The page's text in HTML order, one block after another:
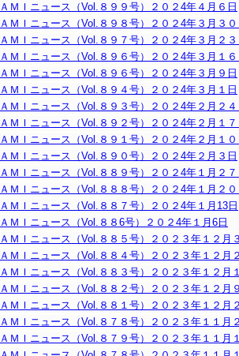
ＡＭＩニュース（Vol.８９９号）２０２4年４月６日
ＡＭＩニュース（Vol.８９８号）２０２4年３月３
ＡＭＩニュース（Vol.８９７号）２０２4年３月２
ＡＭＩニュース（Vol.８９６号）２０２4年３月１
ＡＭＩニュース（Vol.８９６号）２０２4年３月９日
ＡＭＩニュース（Vol.８９４号）２０２4年３月１日
ＡＭＩニュース（Vol.８９３号）２０２4年２月２
ＡＭＩニュース（Vol.８９２号）２０２4年２月１
ＡＭＩニュース（Vol.８９１号）２０２4年２月１
ＡＭＩニュース（Vol.８９０号）２０２4年２月３日
ＡＭＩニュース（Vol.８８９号）２０２4年１月２
ＡＭＩニュース（Vol.８８８号）２０２4年１月２
ＡＭＩニュース（Vol.８８７号）２０２4年１月13日
ＡＭＩニュース（Vol.８８6号）２０２4年１月6日
ＡＭＩニュース（Vol.８８５号）２０２３年１２月
ＡＭＩニュース（Vol.８８４号）２０２３年１２月
ＡＭＩニュース（Vol.８８３号）２０２３年１２月
ＡＭＩニュース（Vol.８８２号）２０２３年１２月
ＡＭＩニュース（Vol.８８１号）２０２３年１２月
ＡＭＩニュース（Vol.８７８号）２０２３年１１月
ＡＭＩニュース（Vol.８７９号）２０２３年１１月